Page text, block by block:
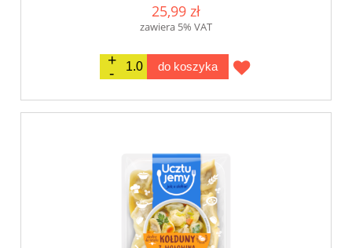
25,99 zł
zawiera 5% VAT
do koszyka